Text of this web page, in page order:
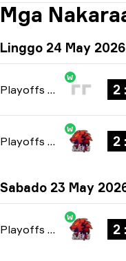
Mga
Linggo 24 May 2026
Playoffs bo3
W
2
Playoffs bo3
W
2
Sabado 23 May
Playoffs bo3
W
2